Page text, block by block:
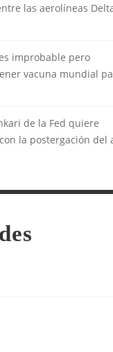
las aerolíneas
improbable pero
vacuna mundial
de la Fed quiere
la postergación del